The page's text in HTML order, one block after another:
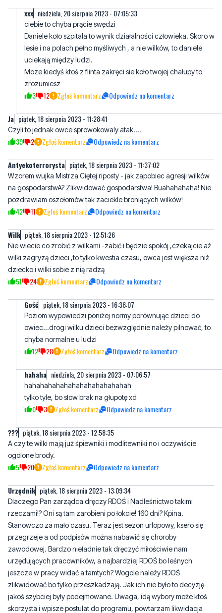
lesie i na polach pełno myśliwych , a nie wilków, to daniele
uciekają między ludzi.
Moze kiedyś ktoś z flinta zakręci sie koło twojej chałupy to
zrozumiesz
3 12 Zgłoś komentarz
piątek, 18 sierpnia 2023 - 11:28:41
Czyli to jednak owce sprowokowaly atak....
Antyekoterrorysta piątek, 18 sierpnia 2023 - 11:37:02
Wzorem wujka Mistrza Ciętej riposty - jak zapobiec agresji wilków
pozdrawiam oszołomów tak zaciekle broniących wilków!
42 11 Zgłoś komentarz Odpowiedz na komentarz
Wilk piątek, 18 sierpnia 2023 - 12:51:26
Nie wiecie co zrobić z wilkami -zabić i będzie spokój ,czekajcie aż
dziecko i wilki sobie z nią radzą
51 24 Zgłoś komentarz Odpowiedz na komentarz
Gość piątek, 18 sierpnia 2023 - 16:36:07
Poziom wypowiedzi poniżej normy porównując dzieci do
chyba normalne u ludzi
12 28 Zgłoś komentarz Odpowiedz na komentarz
hahaha niedziela, 20 sierpnia 2023 - 07:06:57
hahahahahahahahahahahahahah
0 3 Zgłoś komentarz Odpowiedz na komentarz
piątek, 18 sierpnia 2023 - 12:58:35
A czy te wilki mają już śpiewniki i modlitewniki no i oczywiście
5 20 Zgłoś komentarz Odpowiedz na komentarz
Urzędnik piątek, 18 sierpnia 2023 - 13:09:34
Dlaczego Pan zarządca dręczy RDOŚ i Nadleśnictwo takimi
Stanowczo za mało czasu. Teraz jest sezon urlopowy, ksero się
przegrzeje a od podpisów można nabawić się choroby
zawodowej. Bardzo nieładnie tak dręczyć miłościwie nam
urzędujących pracowników, a najbardziej RDOŚ bo leśnych
jeszcze w pracy widać a tamtych? Wogole należy RDOŚ
zlikwidować bo tylko przeszkadzają. Jak ich nie było to decyzję
jakoś szybciej były podejmowane. Uwaga, idą wybory może ktoś
skorzysta i wpisze postulat do programu, powtarzam likwidacja
RDOŚiów i GDOŚ!
27 2 Zgłoś komentarz Odpowiedz na komentarz